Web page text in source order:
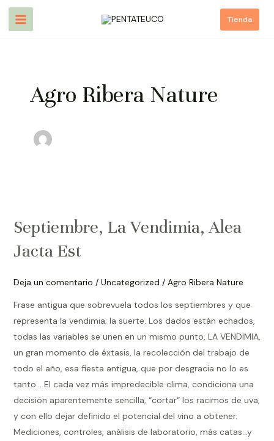
Main
Menu
Tienda
Agro Ribera Nature
Septiembre, La Vendimia, Alea
Jacta Est
Deja un comentario / Uncategorized / Agro Ribera Nature
Frase antigua que sobrevuela todos los septiembres y que
representa la vendimia; la suerte. Los dados están echados,
todas las variables se unen en un mismo punto, LA VENDIMIA,
un gran momento de éxtasis, la recolección del trabajo de
todo el año, esa fiesta antigua, que por desgracia no lo es
tanto… El cada vez más impredecible clima, condiciona una
decisión aparentemente sencilla, “cortar“ los racimos de uva,
y con ello dejar definido el potencial del vino a obtener.
Mediciones, controles, análisis de laboratorio, más catas…y
Vendimia,
Jacta